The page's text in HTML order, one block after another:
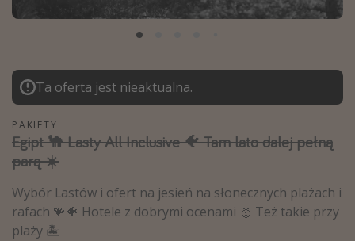
Albania
Polska
Malediwy
Azja Południowo-Wschodnia
Tajlandia
Wszystkie kierunki
Rodzaj wyjazdu
Ta oferta jest nieaktualna.
PAKIETY
Egipt 🐪 Lasty All Inclusive 🐠 Tam lato dalej pełną
parą ☀️
Wybór Lastów i ofert na jesień na słonecznych plażach i
rafach 🪸🐠 Hotele z dobrymi ocenami 🥇 Też takie przy
plaży 🏝️